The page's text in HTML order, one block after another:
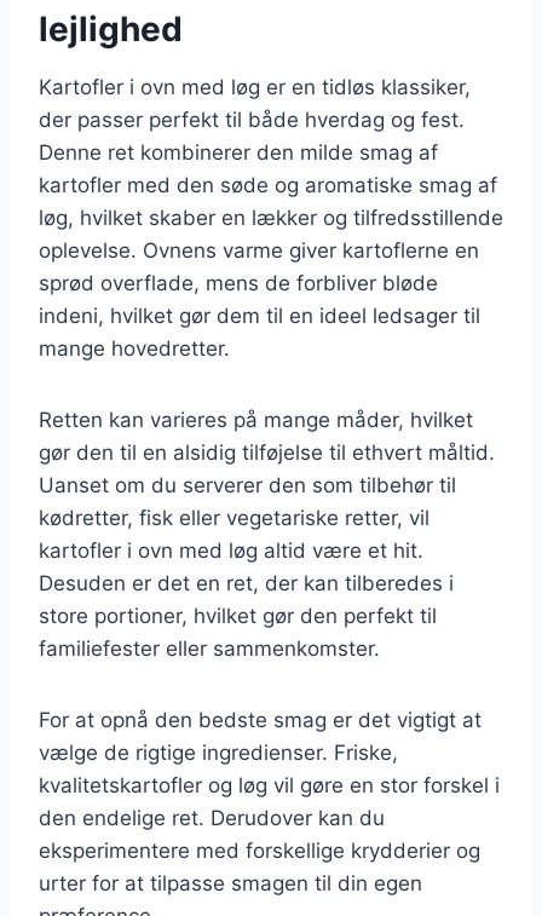
lejlighed
Kartofler i ovn med løg er en tidløs klassiker,
der passer perfekt til både hverdag og fest.
Denne ret kombinerer den milde smag af
kartofler med den søde og aromatiske smag af
løg, hvilket skaber en lækker og tilfredsstillende
oplevelse. Ovnens varme giver kartoflerne en
sprød overflade, mens de forbliver bløde
indeni, hvilket gør dem til en ideel ledsager til
mange hovedretter.
Retten kan varieres på mange måder, hvilket
gør den til en alsidig tilføjelse til ethvert måltid.
Uanset om du serverer den som tilbehør til
kødretter, fisk eller vegetariske retter, vil
kartofler i ovn med løg altid være et hit.
Desuden er det en ret, der kan tilberedes i
store portioner, hvilket gør den perfekt til
familiefester eller sammenkomster.
For at opnå den bedste smag er det vigtigt at
vælge de rigtige ingredienser. Friske,
kvalitetskartofler og løg vil gøre en stor forskel i
den endelige ret. Derudover kan du
eksperimentere med forskellige krydderier og
urter for at tilpasse smagen til din egen